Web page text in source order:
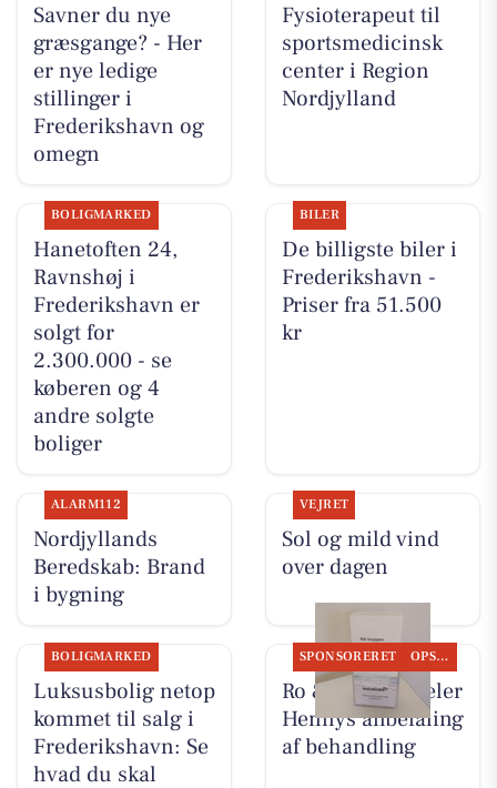
Savner du nye
græsgange? - Her
er nye ledige
stillinger i
Frederikshavn og
omegn
Fysioterapeut til
sportsmedicinsk
center i Region
Nordjylland
BOLIGMARKED
Hanetoften 24,
Ravnshøj i
Frederikshavn er
solgt for
2.300.000 - se
køberen og 4
andre solgte
boliger
BILER
De billigste biler i
Frederikshavn -
Priser fra 51.500
kr
ALARM112
Nordjyllands
Beredskab: Brand
i bygning
VEJRET
Sol og mild vind
over dagen
BOLIGMARKED
Luksusbolig netop
kommet til salg i
Frederikshavn: Se
hvad du skal
SPONSORERET OPSLAGSTAVLEN
Ro & velvære deler
Hennys anbefaling
af behandling